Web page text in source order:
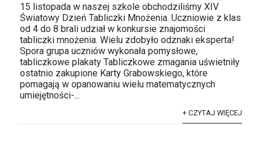
15 listopada w naszej szkole obchodziliśmy XIV
Światowy Dzień Tabliczki Mnożenia. Uczniowie z klas
od 4 do 8 brali udział w konkursie znajomości
tabliczki mnożenia. Wielu zdobyło odznaki eksperta!
Spora grupa uczniów wykonała pomysłowe,
tabliczkowe plakaty Tabliczkowe zmagania uświetniły
ostatnio zakupione Karty Grabowskiego, które
pomagają w opanowaniu wielu matematycznych
umiejętności-...
+ CZYTAJ WIĘCEJ